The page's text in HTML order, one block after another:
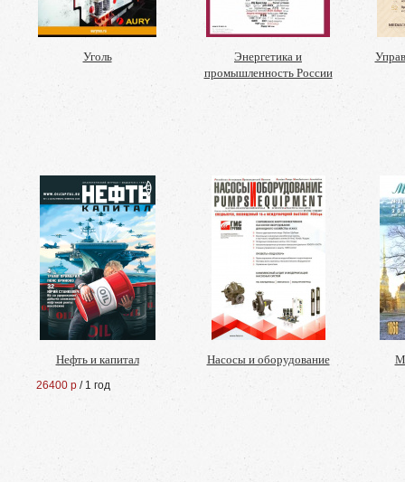
Уголь
Энергетика и
промышленность России
Нефть и капитал
26400 р / 1 год
Насосы и оборудование